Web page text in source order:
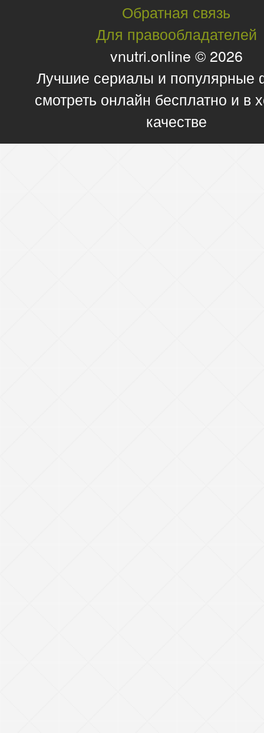
Обратная связь
Для правообладателей
vnutri.online © 2026
Лучшие сериалы и
смотреть онлайн бесплатно и в
качестве